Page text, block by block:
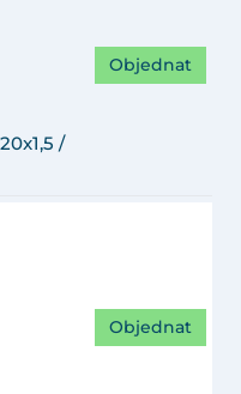
/
Objednat
Objednat